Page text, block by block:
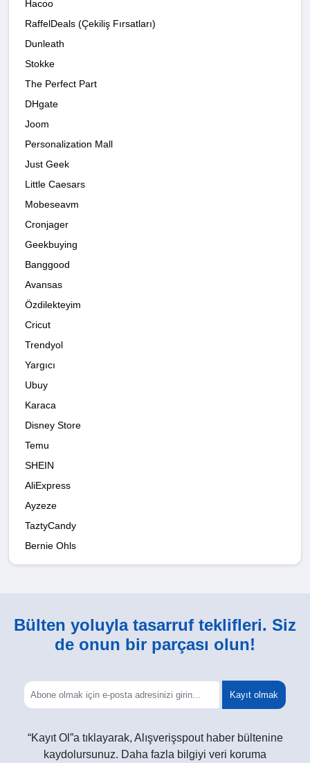
Hacoo
RaffelDeals (Çekiliş Fırsatları)
Dunleath
Stokke
The Perfect Part
DHgate
Joom
Personalization Mall
Just Geek
Little Caesars
Mobeseavm
Cronjager
Geekbuying
Banggood
Avansas
Özdilekteyim
Cricut
Trendyol
Yargıcı
Ubuy
Karaca
Disney Store
Temu
SHEIN
AliExpress
Ayzeze
TaztyCandy
Bernie Ohls
Bülten yoluyla tasarruf teklifleri. Siz
de onun bir parçası olun!
Kayıt olmak
“Kayıt Ol”a tıklayarak, Alışverişspout haber bültenine
kaydolursunuz. Daha fazla bilgiyi veri koruma